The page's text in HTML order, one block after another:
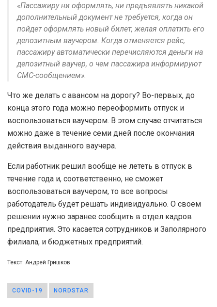
«Пассажиру ни оформлять, ни предъявлять никакой
дополнительный документ не требуется, когда он
пойдет оформлять новый билет, желая оплатить его
депозитным ваучером. Когда отменяется рейс,
пассажиру автоматически перечисляются деньги на
депозитный ваучер, о чем пассажира информируют
СМС-сообщением».
Что же делать с авансом на дорогу? Во-первых, до
конца этого года можно переоформить отпуск и
воспользоваться ваучером. В этом случае отчитаться
можно даже в течение семи дней после окончания
действия выданного ваучера.
Если работник решил вообще не лететь в отпуск в
течение года и, соответственно, не сможет
воспользоваться ваучером, то все вопросы
работодатель будет решать индивидуально. О своем
решении нужно заранее сообщить в отдел кадров
предприятия. Это касается сотрудников и Заполярного
филиала, и бюджетных предприятий.
Текст: Андрей Гришков
COVID-19 NORDSTAR